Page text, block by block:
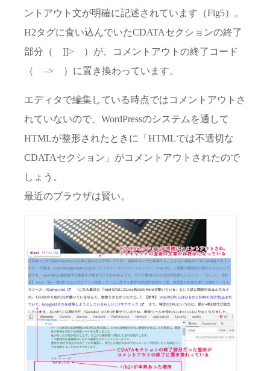
ントアウト文が明確に記述されています（Fig5）。
H2タグに食い込んでいたCDATAセクションの終了
部分（ ]]> ）が、コメントアウトの終了コード
（ –> ）に置き換わっています。
エディタで編集している時点ではコメントアウトさ
れていないので、WordPressのシステムを通して
HTMLが整形されたときに「HTMLでは不適切な
CDATAセクション」がコメントアウトされたので
しょう。
最近のブラウザは賢い。